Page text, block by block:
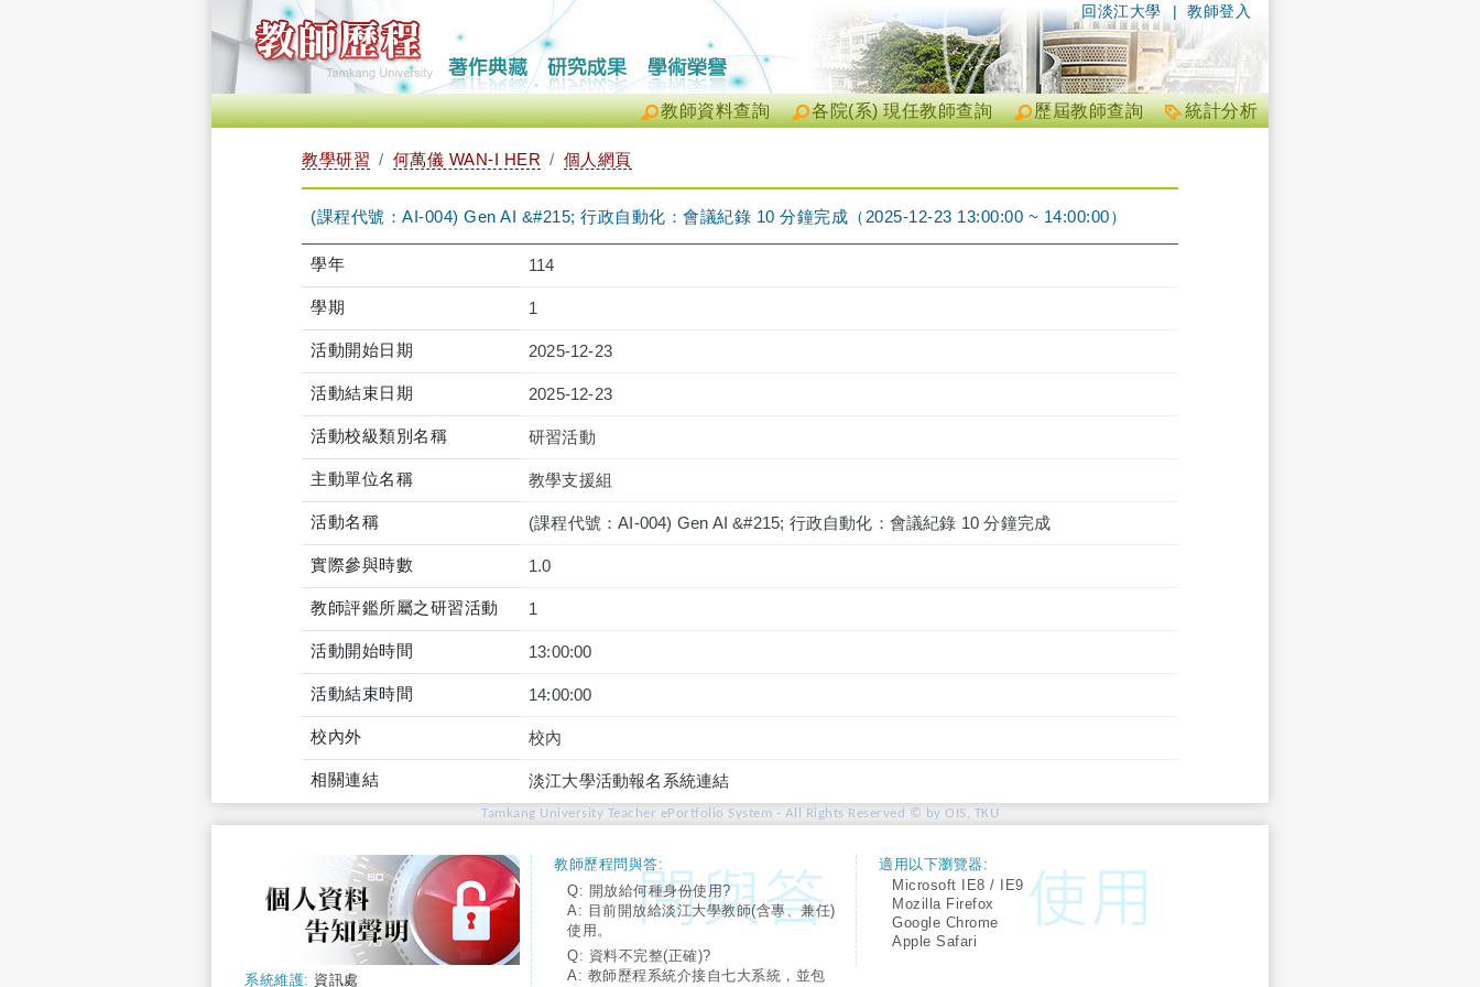
| 教師登入
回淡江大學
統計分析
歷屆教師查詢
各院(系) 現任教師查詢
教師資料查詢
教學研習 何萬儀 WAN-I HER 個人網頁
(課程代號：AI-004) Gen AI &#215; 行政自動化：會議紀錄 10 分鐘完成（2025-12-23 13:00:00 ~ 14:00:00）
學年 114
學期 1
活動開始日期 2025-12-23
活動結束日期 2025-12-23
活動校級類別名稱 研習活動
主動單位名稱 教學支援組
活動名稱 (課程代號：AI-004) Gen AI &#215; 行政自動化：會議紀錄 10 分鐘完成
實際參與時數 1.0
教師評鑑所屬之研習活動 1
活動開始時間 13:00:00
活動結束時間 14:00:00
校內外 校內
相關連結 淡江大學活動報名系統連結
Tamkang University Teacher ePortfolio System - All Rights Reserved © by OIS, TKU
系統維護: 資訊處
教師歷程問與答:
Q: 開放給何種身份使用?
A: 目前開放給淡江大學教師(含專、兼任)
使用。
Q: 資料不完整(正確)?
A: 教師歷程系統介接自七大系統，並包
適用以下瀏覽器:
Microsoft IE8 / IE9
Mozilla Firefox
Google Chrome
Apple Safari